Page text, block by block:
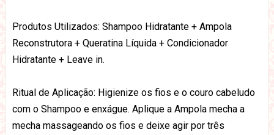
Produtos Utilizados: Shampoo Hidratante + Ampola
Reconstrutora + Queratina Líquida + Condicionador
Hidratante + Leave in.
Ritual de Aplicação: Higienize os fios e o couro cabeludo
com o Shampoo e enxágue. Aplique a Ampola mecha a
mecha massageando os fios e deixe agir por três